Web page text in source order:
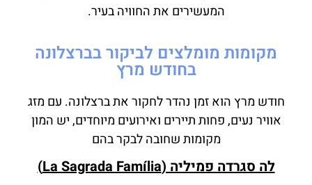
המעשירים את החוויה בעיר.
מקומות מומלצים לביקור בברצלונה
בחודש מרץ
חודש מרץ הוא זמן נהדר לחקור את ברצלונה. עם מזג
אוויר נעים, פחות תיירים ואירועים מיוחדים, יש המון
מקומות שחובה לבקר בהם
לה סגרדה פמיליה (La Sagrada Família)